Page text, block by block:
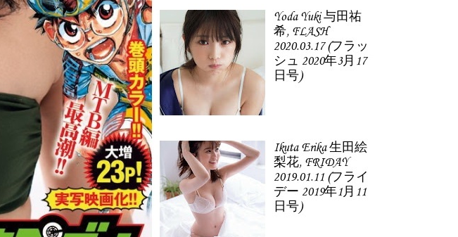
Yoda Yuki 与田祐
希, FLASH
2020.03.17 (フラッ
シュ 2020年3月17
日号)
Ikuta Erika 生田絵
梨花, FRIDAY
2019.01.11 (フライ
デー 2019年1月11
日号)